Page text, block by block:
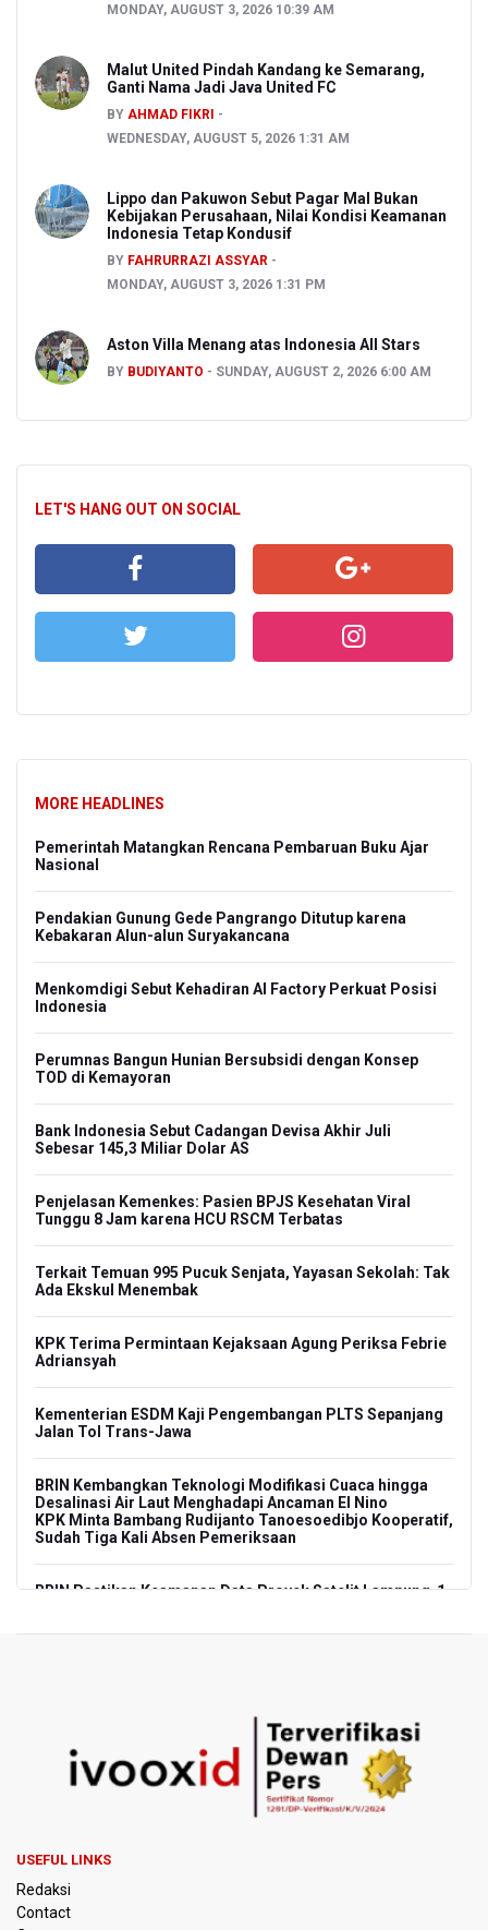
MONDAY, AUGUST 3, 2026 10:39 AM
Malut United Pindah Kandang ke Semarang,
Ganti Nama Jadi Java United FC
BY AHMAD FIKRI
WEDNESDAY, AUGUST 5, 2026 1:31 AM
Lippo dan Pakuwon Sebut Pagar Mal Bukan
Kebijakan Perusahaan, Nilai Kondisi Keamanan
Indonesia Tetap Kondusif
BY FAHRURRAZI ASSYAR
MONDAY, AUGUST 3, 2026 1:31 PM
Aston Villa Menang atas Indonesia All Stars
BY BUDIYANTO SUNDAY, AUGUST 2, 2026 6:00 AM
LET'S HANG OUT ON SOCIAL
MORE HEADLINES
Pemerintah Matangkan Rencana Pembaruan Buku Ajar
Nasional
Pendakian Gunung Gede Pangrango Ditutup karena
Kebakaran Alun-alun Suryakancana
Menkomdigi Sebut Kehadiran AI Factory Perkuat Posisi
Indonesia
Perumnas Bangun Hunian Bersubsidi dengan Konsep
TOD di Kemayoran
Bank Indonesia Sebut Cadangan Devisa Akhir Juli
Sebesar 145,3 Miliar Dolar AS
Penjelasan Kemenkes: Pasien BPJS Kesehatan Viral
Tunggu 8 Jam karena HCU RSCM Terbatas
Terkait Temuan 995 Pucuk Senjata, Yayasan Sekolah: Tak
Ada Ekskul Menembak
KPK Terima Permintaan Kejaksaan Agung Periksa Febrie
Adriansyah
Kementerian ESDM Kaji Pengembangan PLTS Sepanjang
Jalan Tol Trans-Jawa
BRIN Kembangkan Teknologi Modifikasi Cuaca hingga
Desalinasi Air Laut Menghadapi Ancaman El Nino
KPK Minta Bambang Rudijanto Tanoesoedibjo Kooperatif,
Sudah Tiga Kali Absen Pemeriksaan
BRIN Pastikan Keamanan Data Proyek Satelit Lampung-1
Kuasa Hukum Klaim 995 Airsoft Gun di Sekolah Swasta
Jaksel Berizin, Bantah Kepemilikan Senjata Api dan
Narkoba
Menperin Sebut Insentif Kendaraan Listrik untuk Produk
USEFUL LINKS
Redaksi
Contact